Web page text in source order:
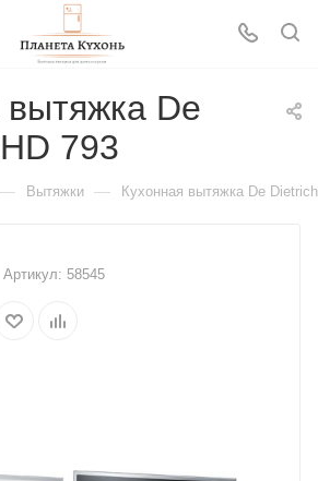
вытяжка De
793
— Вытяжки — Кухонная вытяжка De
Артикул: 58545